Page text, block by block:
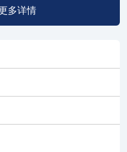
多详情